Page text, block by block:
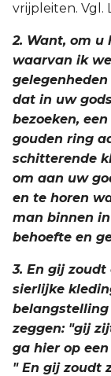
vrijpleiten. Vgl.
2. Want, om u
waarvan ik
dat in uw
bezoeken,
gouden ring
schitterende
om aan uw
en te horen
man binnen
behoefte en
3. En gij
sierlijke
zeggen: "gij
ga hier op
" En gij zoudt